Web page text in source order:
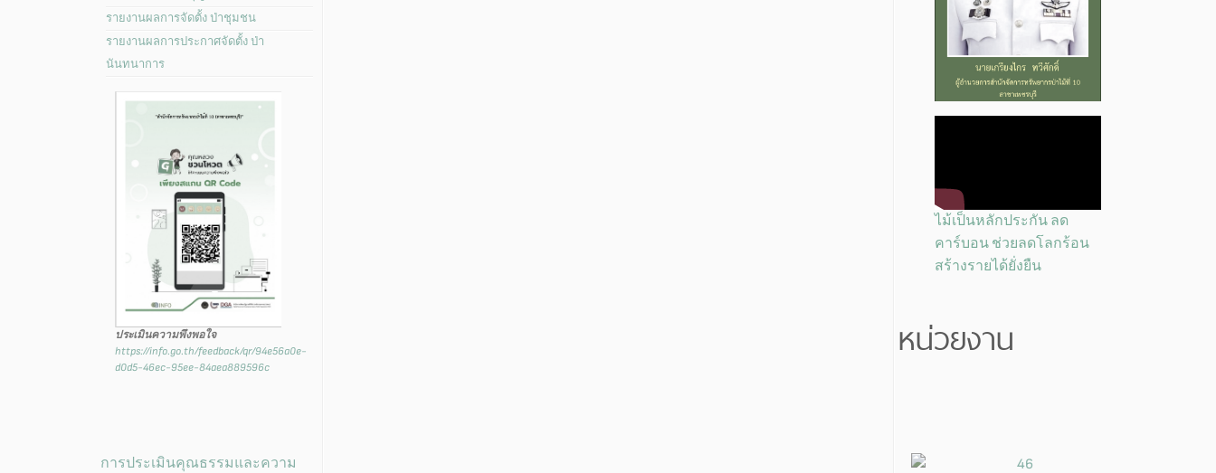
รายงานผลการจัดตั้ง ป่าชุมชน
รายงานผลการประกาศจัดตั้ง ป่า
นันทนาการ
ประเมินความพึงพอใจ
https://info.go.th/feedback/qr/94e56a0e-
d0d5-46ec-95ee-84aea889596c
การประเมินคุณธรรมและความ
ไม้เป็นหลักประกัน ลด
คาร์บอน ช่วยลดโลกร้อน
สร้างรายได้ยั่งยืน
หน่วยงาน